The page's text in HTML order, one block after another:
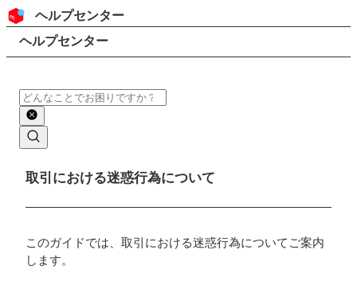
コンテンツにスキップ
ヘッダー
ヘルプセンター
検索
パンくずリスト
ヘルプセンター
検索
メインコンテンツ
取引における迷惑行為について
このガイドでは、取引における迷惑行為についてご案内
します。